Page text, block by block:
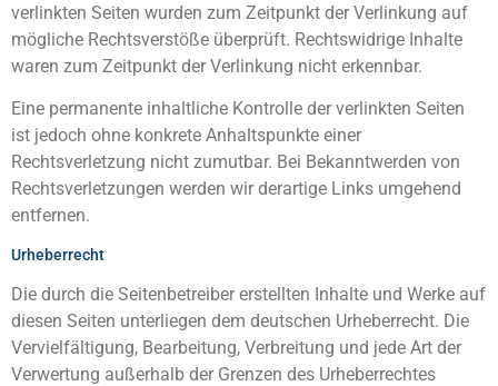
verlinkten Seiten wurden zum Zeitpunkt der Verlinkung auf
mögliche Rechtsverstöße überprüft. Rechtswidrige Inhalte
waren zum Zeitpunkt der Verlinkung nicht erkennbar.
Eine permanente inhaltliche Kontrolle der verlinkten Seiten
ist jedoch ohne konkrete Anhaltspunkte einer
Rechtsverletzung nicht zumutbar. Bei Bekanntwerden von
Rechtsverletzungen werden wir derartige Links umgehend
entfernen.
Urheberrecht
Die durch die Seitenbetreiber erstellten Inhalte und Werke auf
diesen Seiten unterliegen dem deutschen Urheberrecht. Die
Vervielfältigung, Bearbeitung, Verbreitung und jede Art der
Verwertung außerhalb der Grenzen des Urheberrechtes